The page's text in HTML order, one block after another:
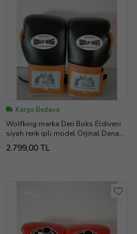
Kargo Bedava
Wolfking marka Deri Boks Eldiveni
siyah renk ipli model Orjinal Dana
derisidir. 10-12-14-16oz büyüklükte
İstediğiniz Bedeni msj ile bildiriniz
2.799,00 TL